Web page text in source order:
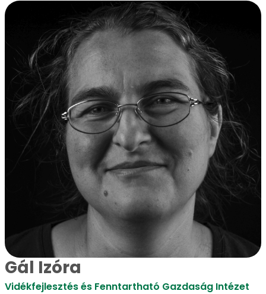
Gál Izóra
Vidékfejlesztés és Fenntartható Gazdaság Intézet